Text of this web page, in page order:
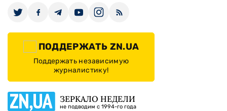
ПОДДЕРЖАТЬ ZN.UA
Поддержать независимую
журналистику!
ЗЕРКАЛО НЕДЕЛИ
не подводим с 1994-го года